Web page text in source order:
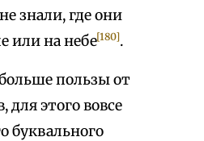
знали, где они
или на небе[180].
пользы от
для этого вовсе
буквального